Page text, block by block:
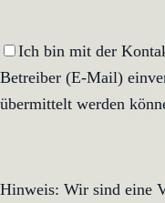
Ich bin mit der
Betreiber (E-Mail)
übermittelt werden
Hinweis: Wir sind eine